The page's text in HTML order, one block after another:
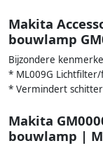
Makita
bouwlamp
Bijzondere
* ML009G
* Vermindert
Makita
bouwlamp |